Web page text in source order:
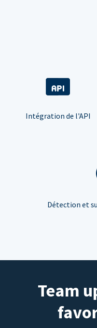
Intégration de l'API
Détection et
Team